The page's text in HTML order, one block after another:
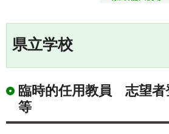
県立学校
臨時的任用教員 志望者
等